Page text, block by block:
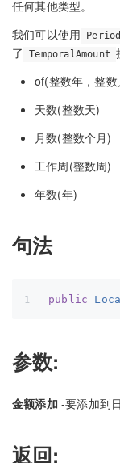
任何其他类型。
我们可以使用
Period
了
TemporalAmount
of(整数年，整
天数(整数天)
月数(整数个月)
工作周(整数周)
年数(年)
句法
public
参数:
金额添加 -要添加到
返回: